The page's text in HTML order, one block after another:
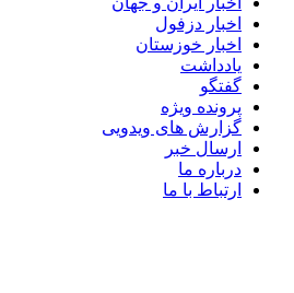
اخبار دزفول
اخبار خوزستان
یادداشت
گفتگو
پرونده ویژه
گزارش های ویدویی
ارسال خبر
درباره ما
ارتباط با ما